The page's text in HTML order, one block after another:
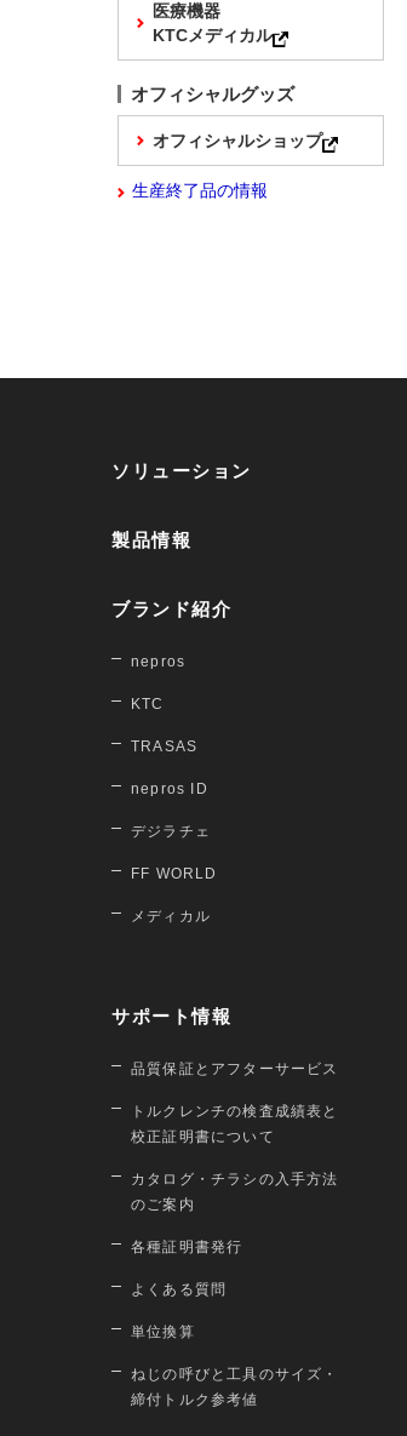
医療機器
KTCメディカル
オフィシャルグッズ
オフィシャルショップ
生産終了品の情報
ソリューション
製品情報
ブランド紹介
nepros
KTC
TRASAS
nepros ID
デジラチェ
FF WORLD
メディカル
サポート情報
品質保証とアフターサービス
トルクレンチの検査成績表と
校正証明書について
カタログ・チラシの入手方法
のご案内
各種証明書発行
よくある質問
単位換算
ねじの呼びと工具のサイズ・
締付トルク参考値